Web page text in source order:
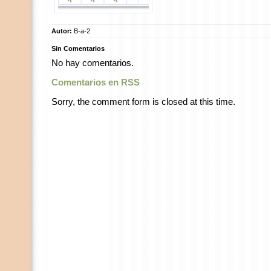
Autor: B-a-2
Sin Comentarios
No hay comentarios.
Comentarios en RSS
Sorry, the comment form is closed at this time.